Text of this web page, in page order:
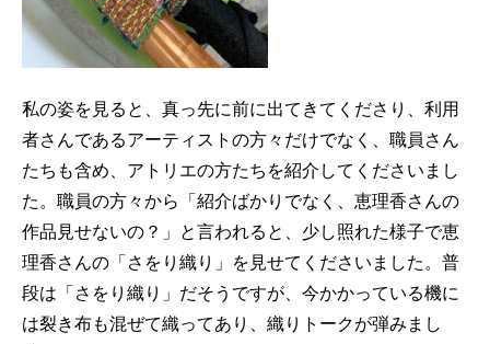
私の姿を見ると、真っ先に前に出てきてくださり、利用
者さんであるアーティストの方々だけでなく、職員さん
たちも含め、アトリエの方たちを紹介してくださいまし
た。職員の方々から「紹介ばかりでなく、恵理香さんの
作品見せないの？」と言われると、少し照れた様子で恵
理香さんの「さをり織り」を見せてくださいました。普
段は「さをり織り」だそうですが、今かかっている機に
は裂き布も混ぜて織ってあり、織りトークが弾みまし